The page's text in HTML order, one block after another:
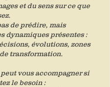
et du sens sur ce que
de prédire, mais
dynamiques présentes :
évolutions, zones
transformation.
peut vous accompagner si
le besoin :